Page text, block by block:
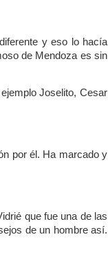
y eso lo hacía
de Mendoza es sin
Joselito, Cesar
por él. Ha marcado y
que fue una de las
de un hombre así.